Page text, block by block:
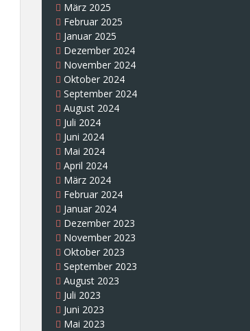
März 2025
Februar 2025
Januar 2025
Dezember 2024
November 2024
Oktober 2024
September 2024
August 2024
Juli 2024
Juni 2024
Mai 2024
April 2024
März 2024
Februar 2024
Januar 2024
Dezember 2023
November 2023
Oktober 2023
September 2023
August 2023
Juli 2023
Juni 2023
Mai 2023